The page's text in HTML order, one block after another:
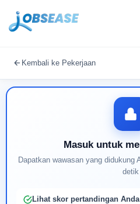
Kembali ke Pekerjaan
Masuk untuk
Dapatkan wawasan yang didukung
detik
Lihat skor pertandingan Anda
Buat profil Anda untuk